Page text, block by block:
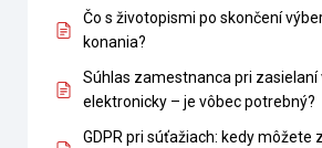
Čo s životopismi po skončení
konania?
Súhlas zamestnanca pri zasielaní
elektronicky – je vôbec potrebný?
GDPR pri súťažiach: kedy môžete